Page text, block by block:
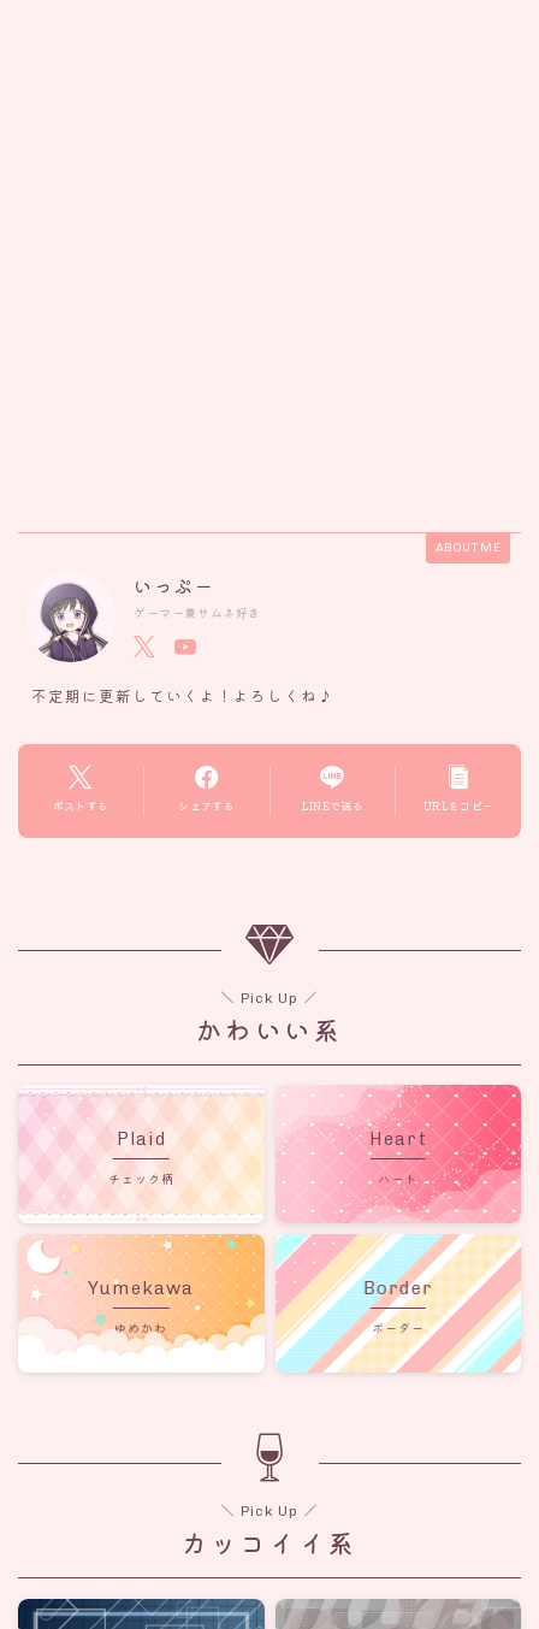
ABOUT ME
いっぷー
ゲーマー兼サムネ好き
不定期に更新していくよ！よろしくね♪
ポストする シェアする LINEで送る URLをコピー
＼ Pick Up ／
かわいい系
チェック柄
Plaid
ハート
Heart
ゆめかわ
Yumekawa
ボーダー
Border
＼ Pick Up ／
カッコイイ系